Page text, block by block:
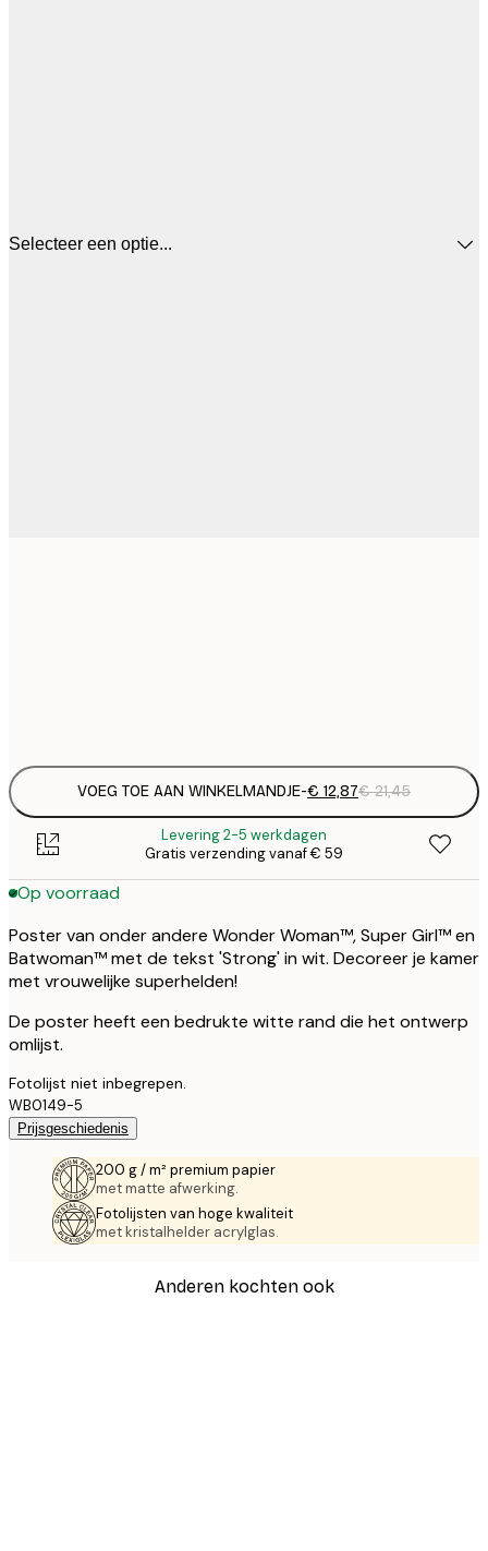
Selecteer een optie...
VOEG TOE AAN WINKELMANDJE-€ 12,87€ 21,45
Levering 2-5 werkdagen
Gratis verzending vanaf € 59
Op voorraad
Poster van onder andere Wonder Woman™, Super Girl™ en
Batwoman™ met de tekst 'Strong' in wit. Decoreer je kamer
met vrouwelijke superhelden!
De poster heeft een bedrukte witte rand die het ontwerp
omlijst.
Fotolijst niet inbegrepen.
WB0149-5
Prijsgeschiedenis
200 g / m² premium papier
met matte afwerking.
Fotolijsten van hoge kwaliteit
met kristalhelder acrylglas.
Anderen kochten ook